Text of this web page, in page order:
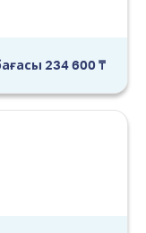
234 600 ₸